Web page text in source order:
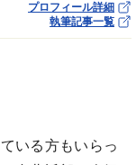
プロフィール詳細
執筆記事一覧
いる方もいらっ